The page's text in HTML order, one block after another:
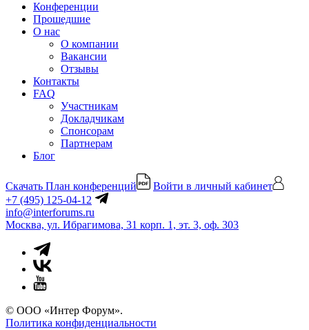
Конференции
Прошедшие
О нас
О компании
Вакансии
Отзывы
Контакты
FAQ
Участникам
Докладчикам
Спонсорам
Партнерам
Блог
Скачать План конференций
Войти в личный кабинет
+7 (495) 125-04-12
info@interforums.ru
Москва, ул. Ибрагимова, 31 корп. 1, эт. 3, оф. 303
© ООО «Интер Форум».
Политика конфиденциальности